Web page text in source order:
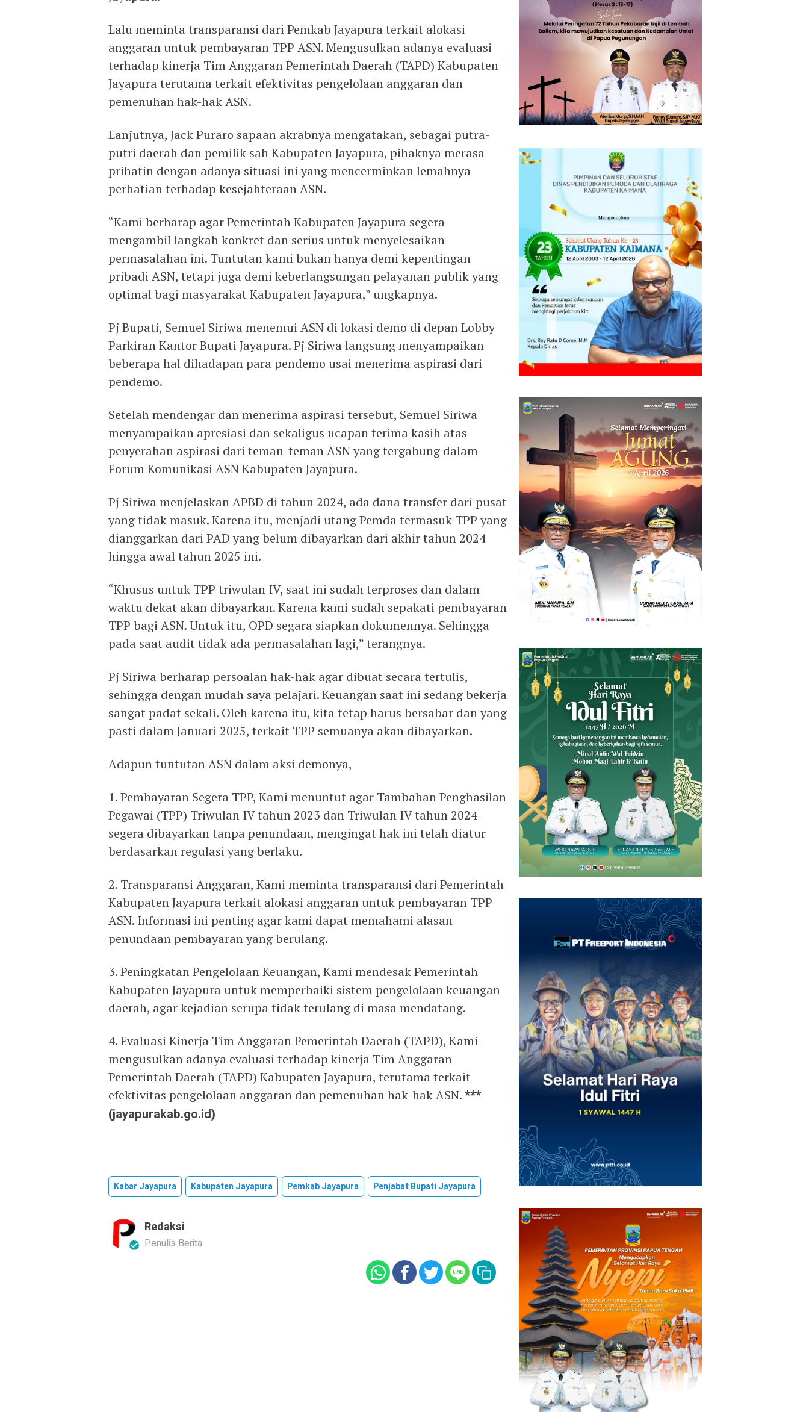
Lalu meminta transparansi dari Pemkab Jayapura terkait alokasi
anggaran untuk pembayaran TPP ASN. Mengusulkan adanya evaluasi
terhadap kinerja Tim Anggaran Pemerintah Daerah (TAPD) Kabupaten
Jayapura terutama terkait efektivitas pengelolaan anggaran dan
pemenuhan hak-hak ASN.
Lanjutnya, Jack Puraro sapaan akrabnya mengatakan, sebagai putra-
putri daerah dan pemilik sah Kabupaten Jayapura, pihaknya merasa
prihatin dengan adanya situasi ini yang mencerminkan lemahnya
perhatian terhadap kesejahteraan ASN.
“Kami berharap agar Pemerintah Kabupaten Jayapura segera
mengambil langkah konkret dan serius untuk menyelesaikan
permasalahan ini. Tuntutan kami bukan hanya demi kepentingan
pribadi ASN, tetapi juga demi keberlangsungan pelayanan publik yang
optimal bagi masyarakat Kabupaten Jayapura,” ungkapnya.
Pj Bupati, Semuel Siriwa menemui ASN di lokasi demo di depan Lobby
Parkiran Kantor Bupati Jayapura. Pj Siriwa langsung menyampaikan
beberapa hal dihadapan para pendemo usai menerima aspirasi dari
pendemo.
Setelah mendengar dan menerima aspirasi tersebut, Semuel Siriwa
menyampaikan apresiasi dan sekaligus ucapan terima kasih atas
penyerahan aspirasi dari teman-teman ASN yang tergabung dalam
Forum Komunikasi ASN Kabupaten Jayapura.
Pj Siriwa menjelaskan APBD di tahun 2024, ada dana transfer dari pusat
yang tidak masuk. Karena itu, menjadi utang Pemda termasuk TPP yang
dianggarkan dari PAD yang belum dibayarkan dari akhir tahun 2024
hingga awal tahun 2025 ini.
“Khusus untuk TPP triwulan IV, saat ini sudah terproses dan dalam
waktu dekat akan dibayarkan. Karena kami sudah sepakati pembayaran
TPP bagi ASN. Untuk itu, OPD segara siapkan dokumennya. Sehingga
pada saat audit tidak ada permasalahan lagi,” terangnya.
Pj Siriwa berharap persoalan hak-hak agar dibuat secara tertulis,
sehingga dengan mudah saya pelajari. Keuangan saat ini sedang bekerja
sangat padat sekali. Oleh karena itu, kita tetap harus bersabar dan yang
pasti dalam Januari 2025, terkait TPP semuanya akan dibayarkan.
Adapun tuntutan ASN dalam aksi demonya,
1. Pembayaran Segera TPP, Kami menuntut agar Tambahan Penghasilan
Pegawai (TPP) Triwulan IV tahun 2023 dan Triwulan IV tahun 2024
segera dibayarkan tanpa penundaan, mengingat hak ini telah diatur
berdasarkan regulasi yang berlaku.
2. Transparansi Anggaran, Kami meminta transparansi dari Pemerintah
Kabupaten Jayapura terkait alokasi anggaran untuk pembayaran TPP
ASN. Informasi ini penting agar kami dapat memahami alasan
penundaan pembayaran yang berulang.
3. Peningkatan Pengelolaan Keuangan, Kami mendesak Pemerintah
Kabupaten Jayapura untuk memperbaiki sistem pengelolaan keuangan
daerah, agar kejadian serupa tidak terulang di masa mendatang.
4. Evaluasi Kinerja Tim Anggaran Pemerintah Daerah (TAPD), Kami
mengusulkan adanya evaluasi terhadap kinerja Tim Anggaran
Pemerintah Daerah (TAPD) Kabupaten Jayapura, terutama terkait
efektivitas pengelolaan anggaran dan pemenuhan hak-hak ASN.***
(jayapurakab.go.id)
Kabar Jayapura Kabupaten Jayapura Pemkab Jayapura Penjabat Bupati Jayapura
Redaksi
Penulis Berita